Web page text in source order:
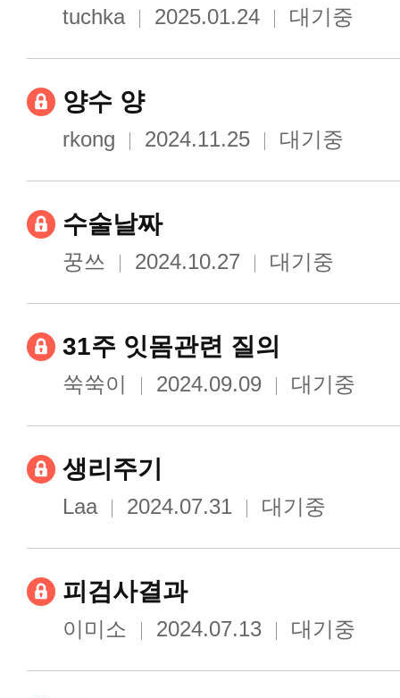
tuchka 2025.01.24 대기중
양수 양
rkong 2024.11.25 대기중
수술날짜
꿍쓰 2024.10.27 대기중
31주 잇몸관련 질의
쑥쑥이 2024.09.09 대기중
생리주기
Laa 2024.07.31 대기중
피검사결과
이미소 2024.07.13 대기중